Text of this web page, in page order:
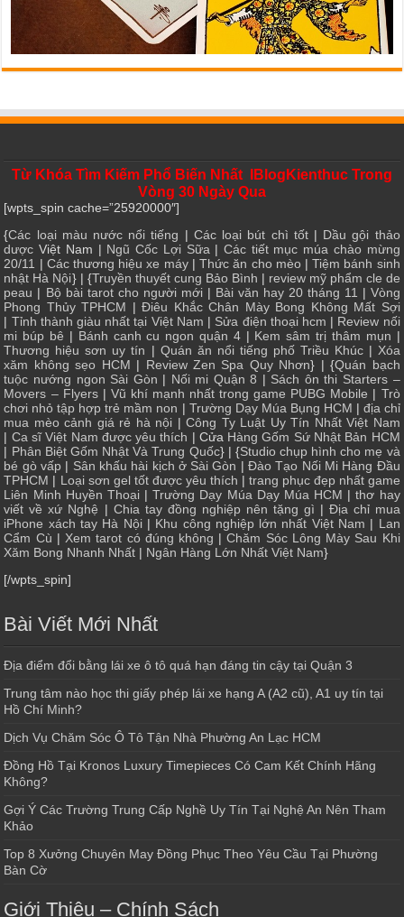
Từ Khóa Tìm Kiếm Phổ Biến Nhất IBlogKienthuc Trong
Vòng 30 Ngày Qua
[wpts_spin cache=”25920000″]
{Các loại màu nước nổi tiếng | Các loại bút chì tốt| Dầu gội thảo
dược Việt Nam | Ngũ Cốc Lợi Sữa | Các tiết mục múa chào mừng
20/11 | Các thương hiệu xe máy|Thức ăn cho mèo|Tiệm bánh sinh
nhật Hà Nội} | {Truyền thuyết cung Bảo Bình | review mỹ phẩm cle de
peau | Bộ bài tarot cho người mới| Bài văn hay 20 tháng 11 | Vòng
Phong Thủy TPHCM |Điêu Khắc Chân Mày Bong Không Mất Sợi
| Tỉnh thành giàu nhất tại Việt Nam | Sửa điện thoại hcm | Review nối
mi búp bê | Bánh canh cu ngon quận 4| Kem sâm trị thâm mụn |
Thương hiệu sơn uy tín | Quán ăn nổi tiếng phố Triều Khúc| Xóa
xăm không sẹo HCM | Review Zen Spa Quy Nhơn} | {Quán bạch
tuộc nướng ngon Sài Gòn | Nối mi Quận 8 | Sách ôn thi Starters –
Movers – Flyers| Vũ khí mạnh nhất trong game PUBG Mobile | Trò
chơi nhỏ tập hợp trẻ mầm non | Trường Dạy Múa Bụng HCM | địa chỉ
mua mèo cảnh giá rẻ hà nội |Công Ty Luật Uy Tín Nhất Việt Nam
| Ca sĩ Việt Nam được yêu thích | Cửa Hàng Gốm Sứ Nhật Bản HCM
| Phân Biệt Gốm Nhật Và Trung Quốc} | {Studio chụp hình cho mẹ và
bé gò vấp | Sân khấu hài kịch ở Sài Gòn |Đào Tạo Nối Mi Hàng Đầu
TPHCM | Loại sơn gel tốt được yêu thích | trang phục đẹp nhất game
Liên Minh Huyền Thoại|Trường Dạy Múa Dạy Múa HCM |thơ hay
viết về xứ Nghệ | Chia tay đồng nghiệp nên tặng gì | Địa chỉ mua
iPhone xách tay Hà Nội| Khu công nghiệp lớn nhất Việt Nam | Lan
Cẩm Cù | Xem tarot có đúng không |Chăm Sóc Lông Mày Sau Khi
Xăm Bong Nhanh Nhất | Ngân Hàng Lớn Nhất Việt Nam}
[/wpts_spin]
Bài Viết Mới Nhất
Địa điểm đổi bằng lái xe ô tô quá hạn đáng tin cậy tại Quận 3
Trung tâm nào học thi giấy phép lái xe hạng A (A2 cũ), A1 uy tín tại
Hồ Chí Minh?
Dịch Vụ Chăm Sóc Ô Tô Tận Nhà Phường An Lạc HCM
Đồng Hồ Tại Kronos Luxury Timepieces Có Cam Kết Chính Hãng
Không?
Gợi Ý Các Trường Trung Cấp Nghề Uy Tín Tại Nghệ An Nên Tham
Khảo
Top 8 Xưởng Chuyên May Đồng Phục Theo Yêu Cầu Tại Phường
Bàn Cờ
Giới Thiệu – Chính Sách